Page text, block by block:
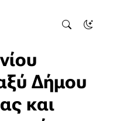
Δήμου
και